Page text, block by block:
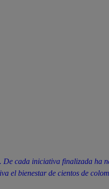
De cada iniciativa finalizada ha
el bienestar de cientos de